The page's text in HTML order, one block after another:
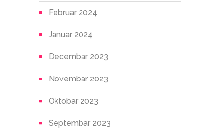
Februar 2024
Januar 2024
Decembar 2023
Novembar 2023
Oktobar 2023
Septembar 2023